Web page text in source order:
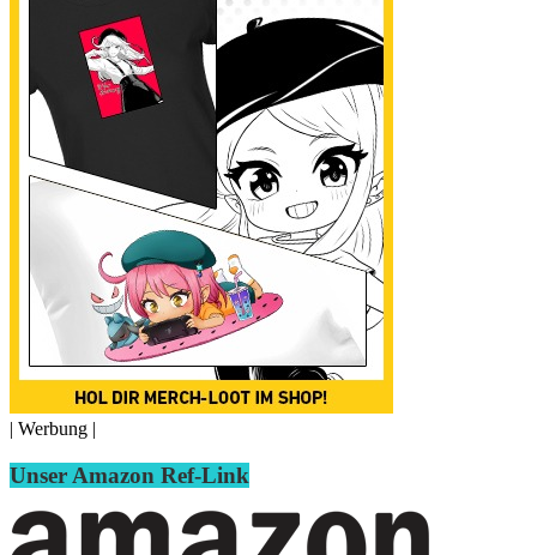
| Werbung |
Unser Amazon Ref-Link